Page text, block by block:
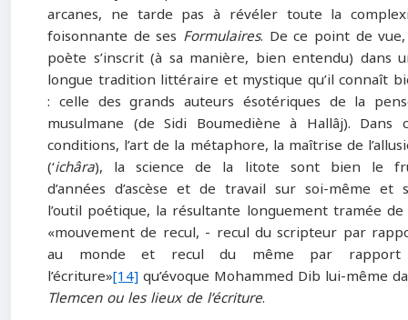
arcanes, ne tarde pas à révéler toute la
foisonnante de ses Formulaires. De ce point de
poète s’inscrit (à sa manière, bien entendu) dans
longue tradition littéraire et mystique qu’il connaît
: celle des grands auteurs ésotériques de la
musulmane (de Sidi Boumediène à Hallâj). Dans
conditions, l’art de la métaphore, la maîtrise de
(‘ichâra), la science de la litote sont bien le
d’années d’ascèse et de travail sur soi-même et
l’outil poétique, la résultante longuement tramée de
«mouvement de recul, ‑ recul du scripteur par
au monde et recul du même par
l’écriture»[14]qu’évoque Mohammed Dib lui-même
Tlemcen ou les lieux de l’écriture.